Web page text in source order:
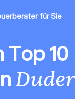
für Sie
Top 10